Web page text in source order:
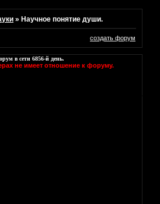
» Научное понятие души.
создать форум
в сети 6856-й день.
не имеет отношение к форуму.